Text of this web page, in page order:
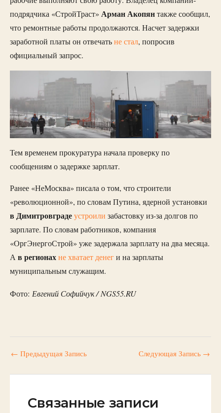
подрядчика «СтройТраст» Арман Акопянтакже сообщил,
что ремонтные работы продолжаются. Насчет задержки
заработной платы он отвечатьне стал, попросив
официальный запрос.
Тем временем прокуратура начала проверку по
сообщениям о задержке зарплат.
Ранее «НеМосква» писала о том, что строители
«революционной», по словам Путина, ядерной установки
в Димитровградеустроили забастовку из-за долгов по
зарплате. По словам работников, компания
«ОргЭнергоСтрой» уже задержала зарплату на два месяца.
Ав регионахне хватает денеги на зарплаты
муниципальным служащим.
Фото: Евгений Софийчук / NGS55.RU
← Предыдущая Запись Следующая Запись →
Связанные записи